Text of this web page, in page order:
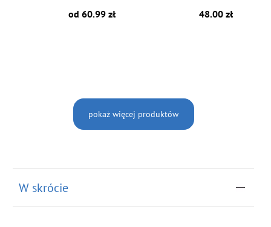
od 60.99 zł
48.00 zł
pokaż więcej produktów
W skrócie